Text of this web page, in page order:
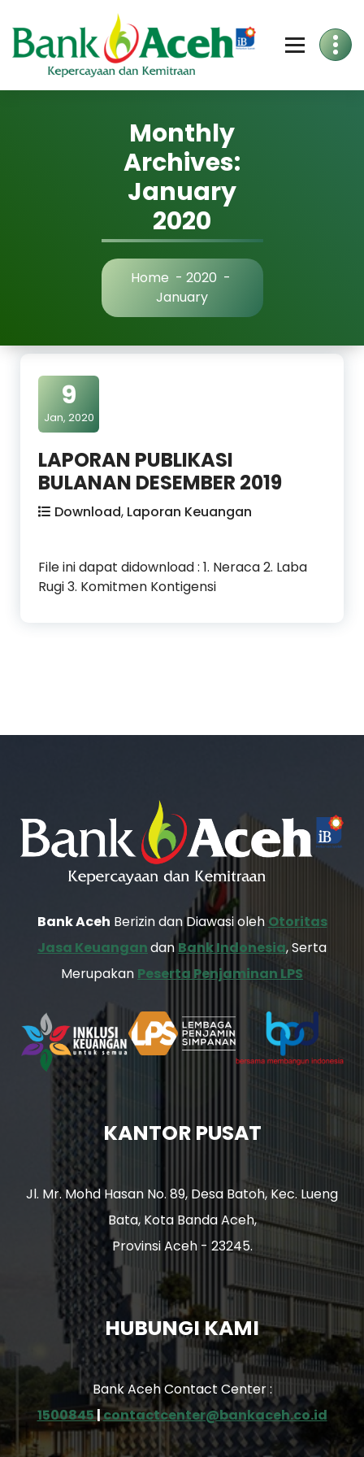
to
Content
Monthly
Archives:
January
2020
Home - 2020 -
January
9
Jan, 2020
LAPORAN PUBLIKASI
BULANAN DESEMBER 2019
Download, Laporan Keuangan
File ini dapat didownload : 1. Neraca 2. Laba
Rugi 3. Komitmen Kontigensi
Bank Aceh Berizin dan Diawasi oleh Otoritas
Jasa Keuangandan Bank Indonesia, Serta
Merupakan Peserta Penjaminan LPS
KANTOR PUSAT
Jl. Mr. Mohd Hasan No. 89, Desa Batoh, Kec. Lueng
Bata, Kota Banda Aceh,
Provinsi Aceh - 23245.
HUBUNGI KAMI
Bank Aceh Contact Center :
1500845|contactcenter@bankaceh.co.id